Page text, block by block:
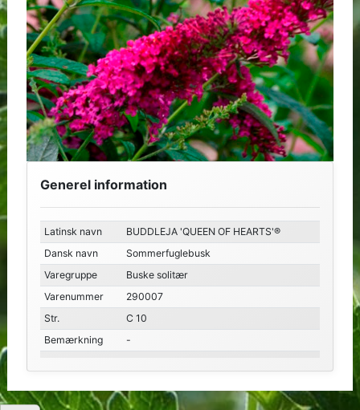
Generel information
Latinsk navn
BUDDLEJA 'QUEEN OF HEARTS'®
Dansk navn
Sommerfuglebusk
Varegruppe
Buske solitær
Varenummer
290007
Str.
C 10
Bemærkning
-